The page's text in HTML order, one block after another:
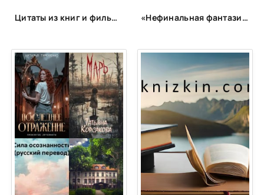
Цитаты из книг и фильмов, которые помогут не сдаться в трудную минуту или после неудачи «Нефинальная фантазия»: лонг-лист